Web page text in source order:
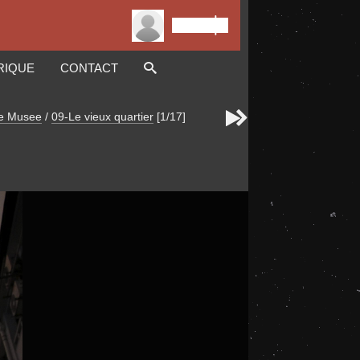
CONTACT
Musee / 09-Le vieux quartier [1/17] 